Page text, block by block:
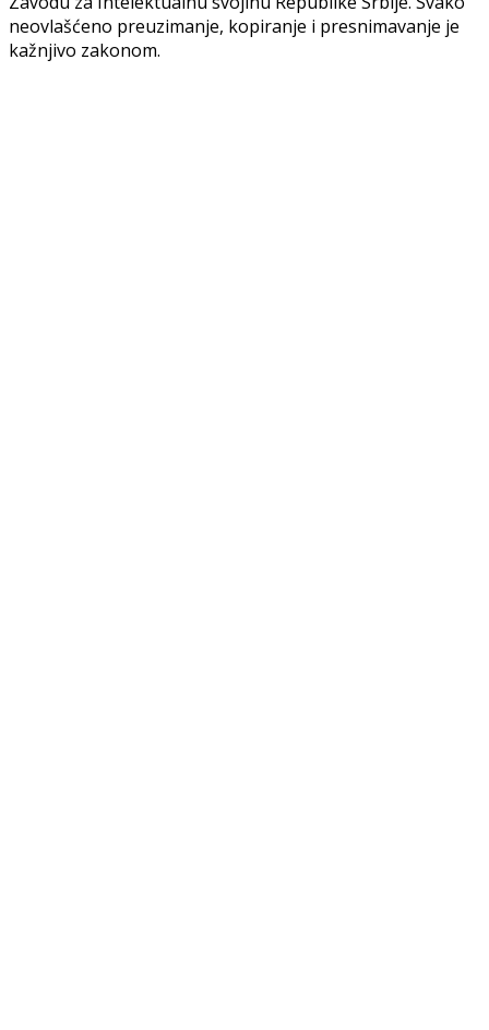
neovlašćeno preuzimanje, kopiranje i presnimavanje je
kažnjivo zakonom.